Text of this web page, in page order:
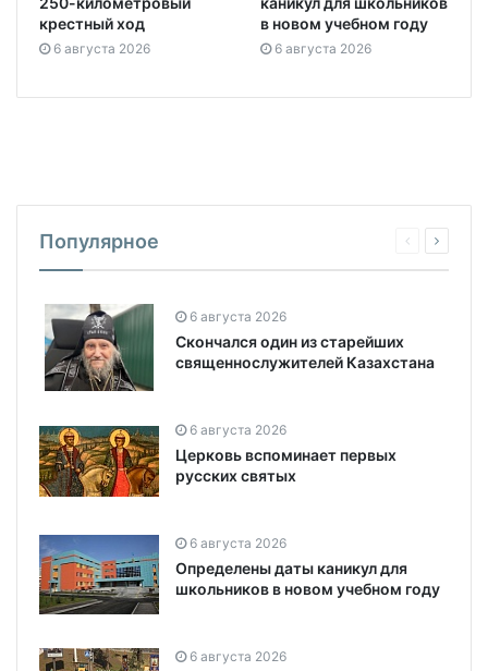
крестный ход
6 августа 2026
в новом учебном году
6 августа 2026
Популярное
6 августа 2026
Скончался один из старейших
священнослужителей Казахстана
6 августа 2026
Церковь вспоминает первых
русских святых
6 августа 2026
Определены даты каникул для
школьников в новом учебном году
6 августа 2026